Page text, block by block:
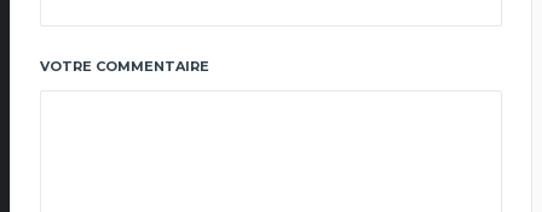
VOTRE COMMENTAIRE